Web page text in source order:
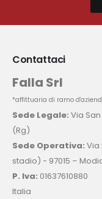
Contattaci
Falla Srl
*affittuaria di ramo
Sede Legale: Via
(Rg)
Sede Operativa: Via
stadio) - 97015 –
P. Iva: 01637610880
Italia